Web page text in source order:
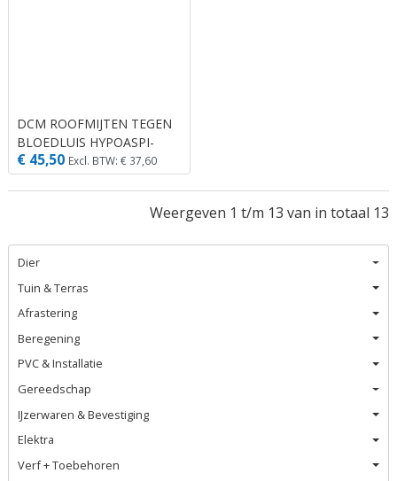
Dier
Tuin & Terras
Afrastering
Beregening
PVC & Installatie
Gereedschap
IJzerwaren & Bevestiging
Elektra
Verf + Toebehoren
DCM ROOFMIJTEN TEGEN
BLOEDLUIS HYPOASPI-
GUARD® 12 M² (10.000
ROOFMIJTEN)
€ 45,50 Excl. BTW: € 37,60
Weergeven 1 t/m 13 van in totaal 13